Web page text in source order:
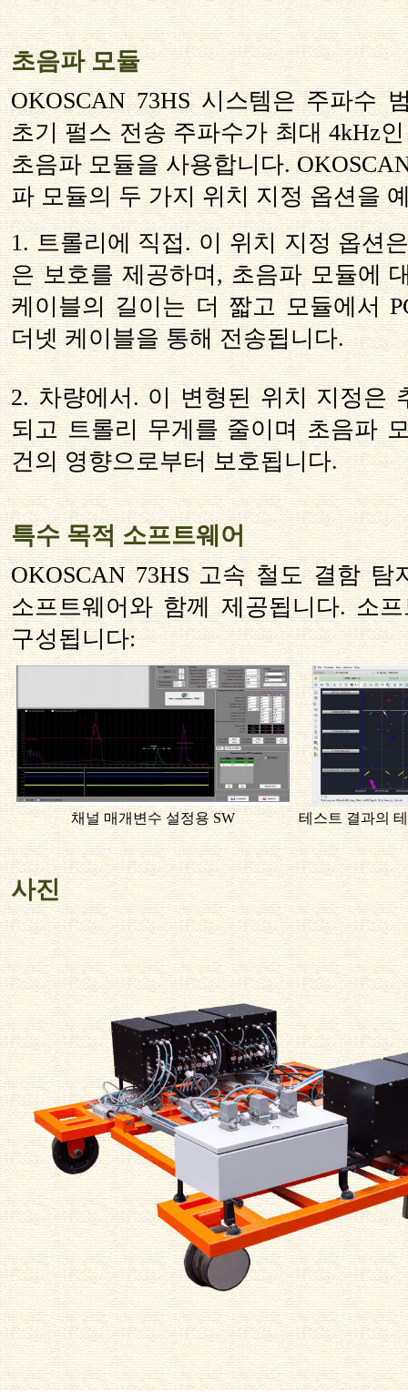
초음파 모듈
OKOSCAN 73HS 시스템은 주파수
초기 펄스 전송 주파수가 최대 4kHz
초음파 모듈을 사용합니다.
파 모듈의 두 가지 위치 지정 옵션을
1. 트롤리에 직접. 이 위치 지정 옵션
은 보호를 제공하며, 초음파 모듈에
케이블의 길이는 더 짧고 모듈에서
더넷 케이블을 통해 전송됩니다.
2. 차량에서. 이 변형된 위치 지정은
되고 트롤리 무게를 줄이며 초음파
건의 영향으로부터 보호됩니다.
특수 목적 소프트웨어
OKOSCAN 73HS 고속 철도 결함 탐
소프트웨어와 함께 제공됩니다. 소
구성됩니다:
채널 매개변수 설정용 SW 테스트 결과의
사진